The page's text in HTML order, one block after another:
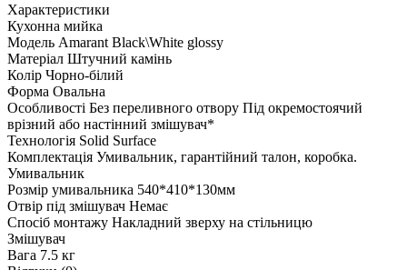
Характеристики
Кухонна мийка
Модель Amarant Black\White glossy
Матеріал Штучний камінь
Колір Чорно-білий
Форма Овальна
Особливості Без переливного отвору Під окремостоячий
врізний або настінний змішувач*
Технологія Solid Surface
Комплектація Умивальник, гарантійний талон, коробка.
Умивальник
Розмір умивальника 540*410*130мм
Отвір під змішувач Немає
Спосіб монтажу Накладний зверху на стільницю
Змішувач
Вага 7.5 кг